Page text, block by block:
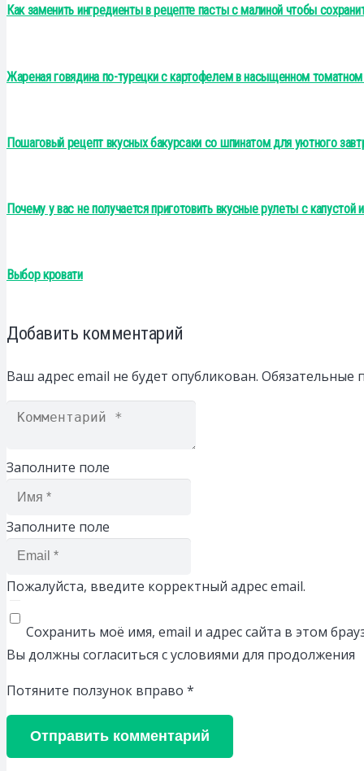
Как заменить ингредиенты в рецепте пасты с малиной чтобы
Жареная говядина по-турецки с картофелем в насыщенном
Пошаговый рецепт вкусных бакурсаки со шпинатом для уютного
Почему у вас не получается приготовить вкусные рулеты с капустой
Выбор кровати
Добавить комментарий
Ваш адрес email не будет опубликован. Обязательные
Заполните поле
Заполните поле
Пожалуйста, введите корректный адрес email.
Сохранить моё имя, email и адрес сайта в этом
Вы должны согласиться с условиями для продолжения
Потяните ползунок вправо *
Отправить комментарий